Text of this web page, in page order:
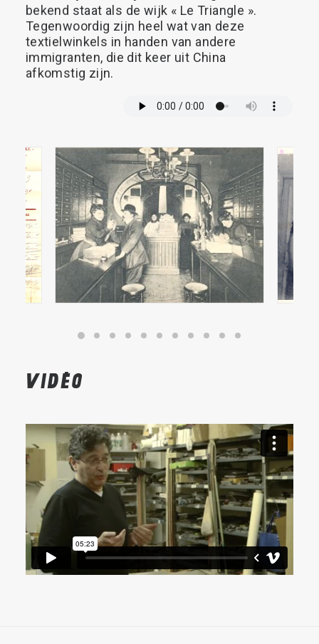
Vidéo
bekend staat als de wijk « Le Triangle ».
Tegenwoordig zijn heel wat van deze
textielwinkels in handen van andere
immigranten, die dit keer uit China
afkomstig zijn.